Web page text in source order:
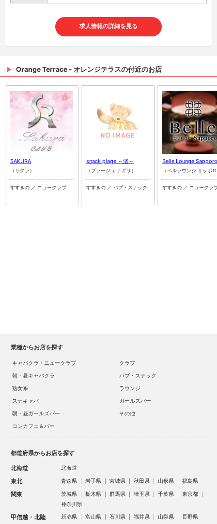
求人情報の詳細を見る
Orange Terrace - オレンジテラスの付近のお店
SAKURA
（サクラ）
すすきの ／ ニュークラブ
snack plage ～渚～
（プラージュ ナギサ）
すすきの ／ パブ・スナック
Belle Lounge Sapporo
（ベルラウンジ サッポ
すすきの ／ ニュークラ
業種からお店を探す
キャバクラ・ニュークラブ
クラブ
朝・昼キャバクラ
パブ・スナック
熟女系
ラウンジ
スナキャバ
ガールズバー
朝・昼ガールズバー
その他
コンカフェ＆バー
都道府県からお店を探す
北海道 北海道
東北 青森県 岩手県 宮城県 秋田県 山形県 福島県
関東 茨城県 栃木県 群馬県 埼玉県 千葉県
東京都
神奈川県
甲信越・北陸 新潟県 富山県 石川県 福井県 山梨県 長野県